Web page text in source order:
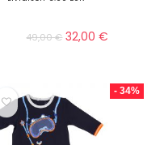
49,00€ 32,00€
- 34%